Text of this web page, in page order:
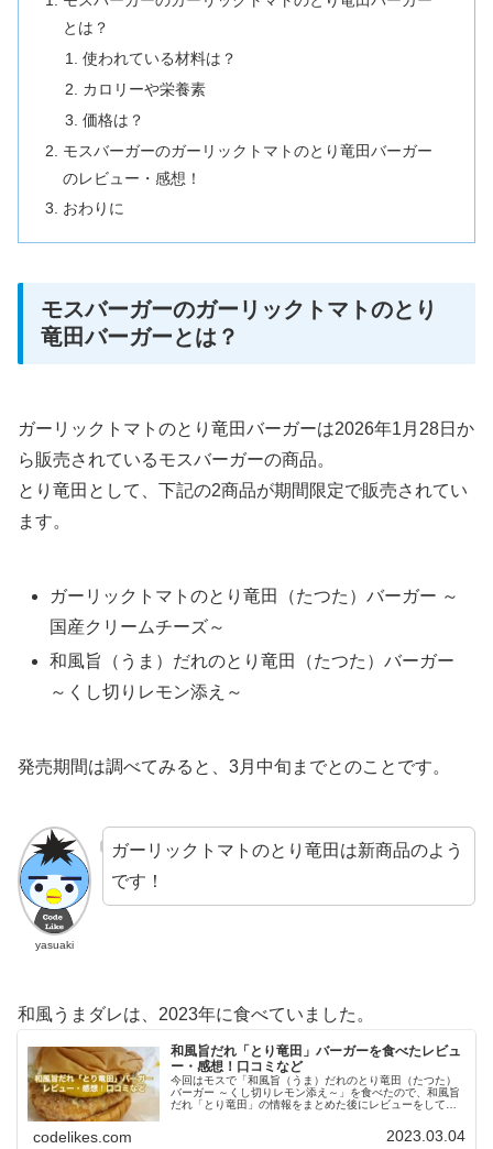
とは？
使われている材料は？
カロリーや栄養素
価格は？
モスバーガーのガーリックトマトのとり竜田バーガー
のレビュー・感想！
おわりに
モスバーガーのガーリックトマトのとり
竜田バーガーとは？
ガーリックトマトのとり竜田バーガーは2026年1月28日か
ら販売されているモスバーガーの商品。
とり竜田として、下記の2商品が期間限定で販売されてい
ます。
ガーリックトマトのとり竜田（たつた）バーガー ～
国産クリームチーズ～
和風旨（うま）だれのとり竜田（たつた）バーガー
～くし切りレモン添え～
発売期間は調べてみると、3月中旬までとのことです。
yasuaki
ガーリックトマトのとり竜田は新商品のよう
です！
和風うまダレは、2023年に食べていました。
和風旨だれ「とり竜田」バーガーを食べたレビュ
ー・感想！口コミなど
今回はモスで「和風旨（うま）だれのとり竜田（たつた）
バーガー ～くし切りレモン添え～」を食べたので、和風旨
だれ「とり竜田」の情報をまとめた後にレビューをしてい
codelikes.com 2023.03.04